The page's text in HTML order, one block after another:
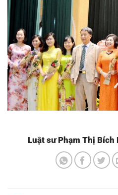
Luật sư Phạm Thị Bích